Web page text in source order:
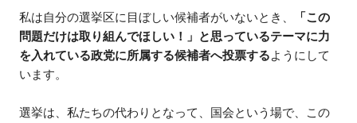
私は自分の選挙区に目ぼしい候補者がいないとき、
「この
問題だけは取り組んでほしい！」と思っているテーマに力
を入れている政党に所属する候補者へ投票するようにして
います。
選挙は、私たちの代わりとなって、国会という場で、この